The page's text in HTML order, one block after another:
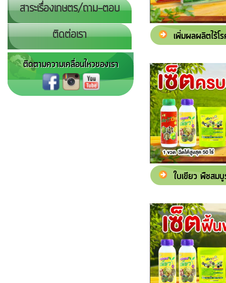
สาระเรื่องเกษตร/ถาม-ตอบ
ติดต่อเรา
ติดตามความเคลื่อนไหวของเรา
เพิ่มผลผลิตไร้โ
ใบเขียว พืชสม